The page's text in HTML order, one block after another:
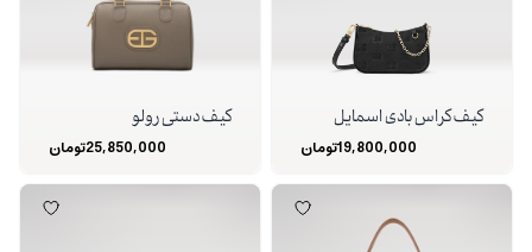
کیف کراس بادی اسمایل
19,800,000تومان
کیف دستی رولو
25,850,000تومان